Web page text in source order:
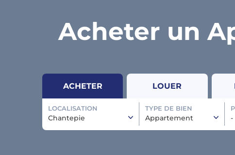
Acheter un
ACHETER LOUER
LOCALISATION
Chantepie
TYPE DE BIEN
Appartement -